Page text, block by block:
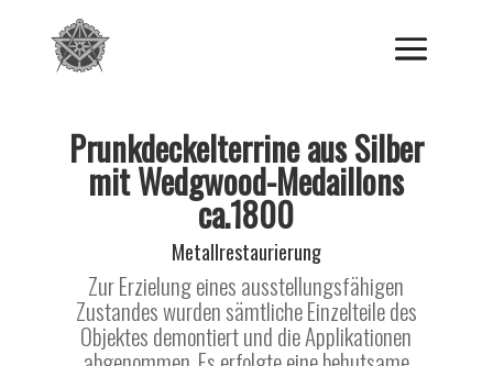
Prunkdeckelterrine aus Silber
mit Wedgwood-Medaillons
ca.1800
Metallrestaurierung
Zur Erzielung eines ausstellungsfähigen
Zustandes wurden sämtliche Einzelteile des
Objektes demontiert und die Applikationen